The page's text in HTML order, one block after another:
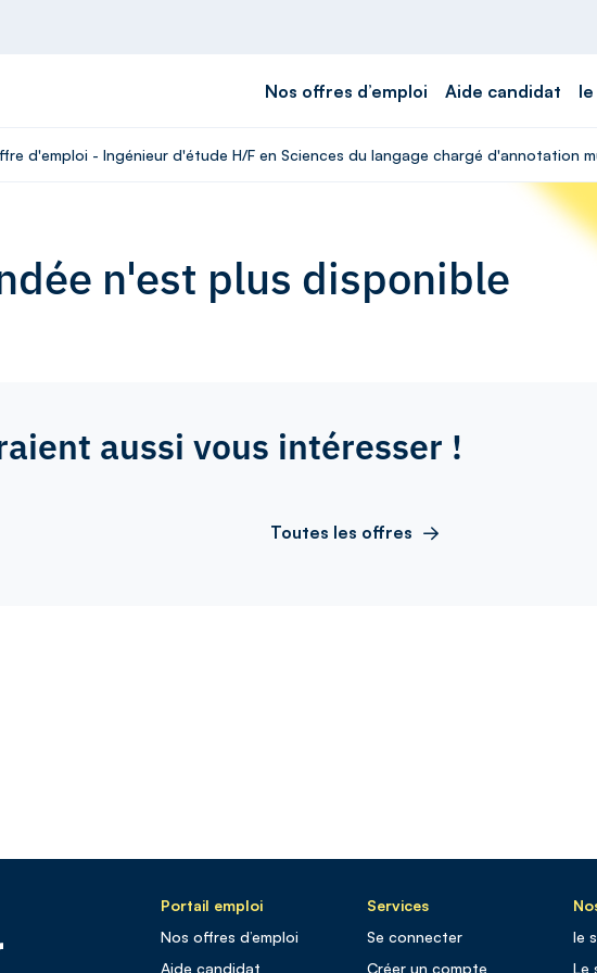
Nos offres d’emploi Aide candidat
d'emploi - Ingénieur d'étude H/F en Sciences du langage chargé d'annotation
n'est plus disponible
aussi vous intéresser !
Toutes les offres
Portail emploi
Nos offres d’emploi
Aide candidat
Services
Se connecter
Créer un compte
le
Le